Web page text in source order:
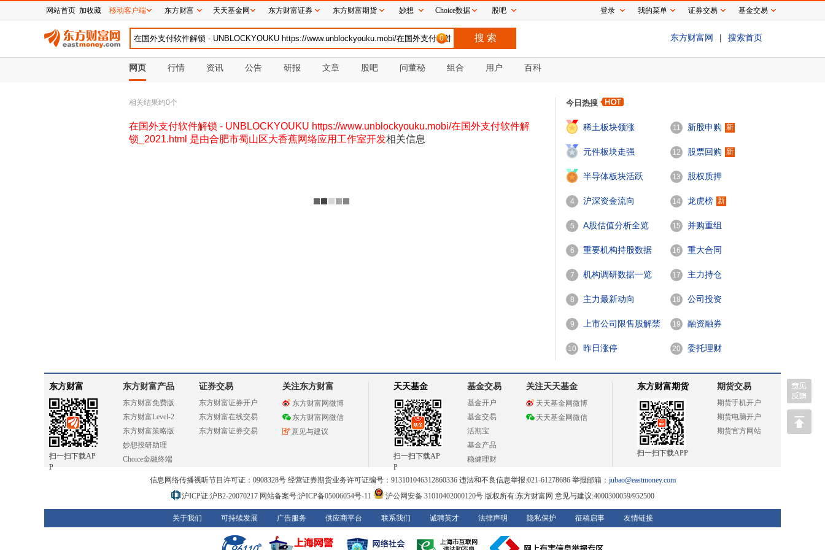
0 东方财富网 | 搜索首页
网页 行情 资讯 公告 研报 文章 股吧 问董秘 组合 用户 百科
相关结果约0个
在国外支付软件解锁 - UNBLOCKYOUKU https://www.unblockyouku.mobi/在国外支付软件解
锁_2021.html 是由合肥市蜀山区大香蕉网络应用工作室开发相关信息
今日热搜
稀土板块领涨
2
元件板块走强
3
半导体板块活跃
4 沪深资金流向
5 A股估值分析全览
6 重要机构持股数据
7 机构调研数据一览
8 主力最新动向
9 上市公司限售股解禁
一览
10 昨日涨停
11 新股申购 新
12 股票回购 新
13 股权质押
14 龙虎榜 新
15 并购重组
16 重大合同
17 主力持仓
18 公司投资
19 融资融券
20 委托理财
东方财富
扫一扫下载AP
P
东方财富产品
东方财富免费版
东方财富Level-2
东方财富策略版
妙想投研助理
Choice金融终端
证券交易
东方财富证券开户
东方财富在线交易
东方财富证券交易
关注东方财富
东方财富网微博
东方财富网微信
意见与建议
天天基金
扫一扫下载AP
P
基金交易
基金开户
基金交易
活期宝
基金产品
稳健理财
关注天天基金
天天基金网微博
天天基金网微信
东方财富期货
扫一扫下载APP
期货交易
期货手机开户
期货电脑开户
期货官方网站
信息网络传播视听节目许可证：0908328号 经营证券期货业务许可证编号：913101046312860336 违法和不良信息举报:021-61278686 举报邮箱： jubao@eastmoney.com
沪ICP证:沪B2-20070217 网站备案号:沪ICP备05006054号-11 沪公网安备 31010402000120号版权所有:东方财富网 意见与建议:4000300059/952500
关于我们 可持续发展 广告服务 供应商平台 联系我们 诚聘英才 法律声明 隐私保护 征稿启事 友情链接
网站首页 加收藏 移动客户端 东方财富 天天基金网 东方财富证券 东方财富期货 妙想 Choice数据 股吧 登录 我的菜单 证券交易 基金交易